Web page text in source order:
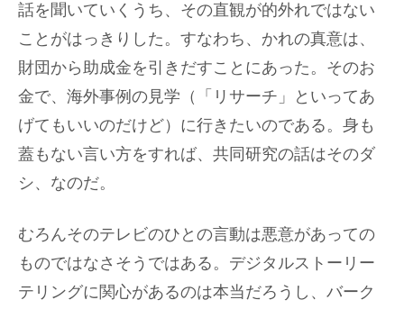
話を聞いていくうち、その直観が的外れではない
ことがはっきりした。すなわち、かれの真意は、
財団から助成金を引きだすことにあった。そのお
金で、海外事例の見学（「リサーチ」といってあ
げてもいいのだけど）に行きたいのである。身も
蓋もない言い方をすれば、共同研究の話はそのダ
シ、なのだ。
むろんそのテレビのひとの言動は悪意があっての
ものではなさそうではある。デジタルストーリー
テリングに関心があるのは本当だろうし、バーク